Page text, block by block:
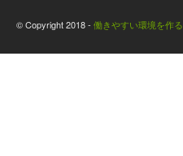
© Copyright 2018 - 働きやすい環境を作る